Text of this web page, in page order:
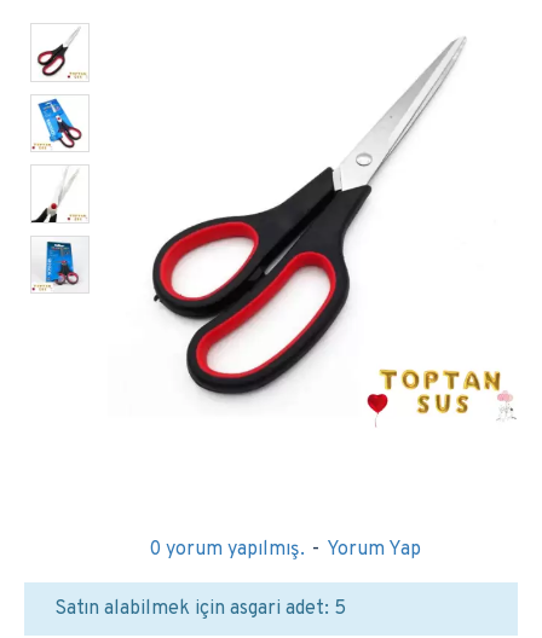
0 yorum yapılmış. - Yorum Yap
Satın alabilmek için asgari adet: 5